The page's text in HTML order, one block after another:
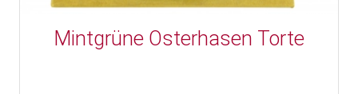
Mintgrüne Osterhasen Torte